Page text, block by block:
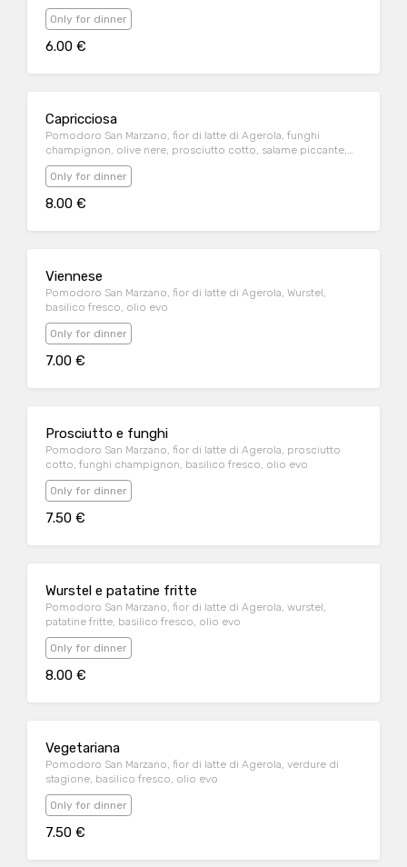
Only for dinner
6.00 €
Capricciosa
Pomodoro San Marzano, fior di latte di Agerola, funghi
champignon, olive nere, prosciutto cotto, salame piccante,
basilico fresco, olio evo
Only for dinner
8.00 €
Viennese
Pomodoro San Marzano, fior di latte di Agerola, Wurstel,
basilico fresco, olio evo
Only for dinner
7.00 €
Prosciutto e funghi
Pomodoro San Marzano, fior di latte di Agerola, prosciutto
cotto, funghi champignon, basilico fresco, olio evo
Only for dinner
7.50 €
Wurstel e patatine fritte
Pomodoro San Marzano, fior di latte di Agerola, wurstel,
patatine fritte, basilico fresco, olio evo
Only for dinner
8.00 €
Vegetariana
Pomodoro San Marzano, fior di latte di Agerola, verdure di
stagione, basilico fresco, olio evo
Only for dinner
7.50 €